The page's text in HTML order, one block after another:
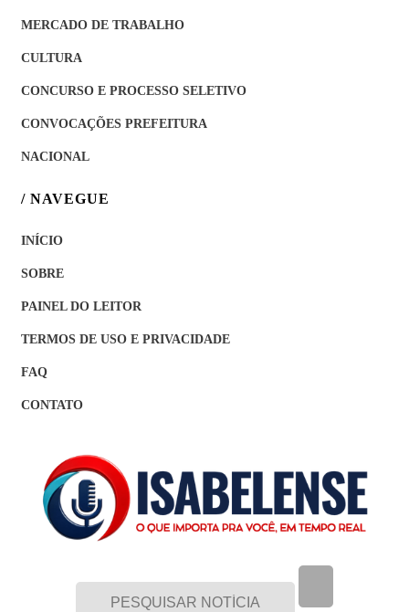
MERCADO DE TRABALHO
CULTURA
CONCURSO E PROCESSO SELETIVO
CONVOCAÇÕES PREFEITURA
NACIONAL
/ NAVEGUE
INÍCIO
SOBRE
PAINEL DO LEITOR
TERMOS DE USO E PRIVACIDADE
FAQ
CONTATO